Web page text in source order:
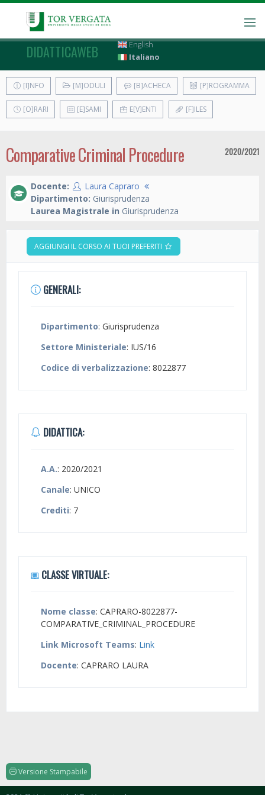
DIDATTICAWEB
English
Italiano
[I]NFO [M]ODULI [B]ACHECA [P]ROGRAMMA
[O]RARI [E]SAMI E[V]ENTI [F]ILES
Comparative Criminal Procedure 2020/2021
Docente:
Laura Capraro
Dipartimento: Giurisprudenza
Laurea Magistrale in Giurisprudenza
AGGIUNGI IL CORSO AI TUOI PREFERITI
GENERALI:
Dipartimento: Giurisprudenza
Settore Ministeriale: IUS/16
Codice di verbalizzazione: 8022877
DIDATTICA:
A.A.: 2020/2021
Canale: UNICO
Crediti: 7
CLASSE VIRTUALE:
Nome classe: CAPRARO-8022877-
COMPARATIVE_CRIMINAL_PROCEDURE
Link Microsoft Teams: Link
Docente: CAPRARO LAURA
Versione Stampabile